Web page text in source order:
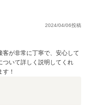
2024/04/06投稿
が非常に丁寧で、安心して
ついて詳しく説明してくれ
！